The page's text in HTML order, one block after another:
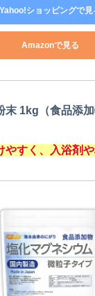
Yahoo!ショッピングで見
Amazonで見る
1kg（食品添加
すく、入浴剤や